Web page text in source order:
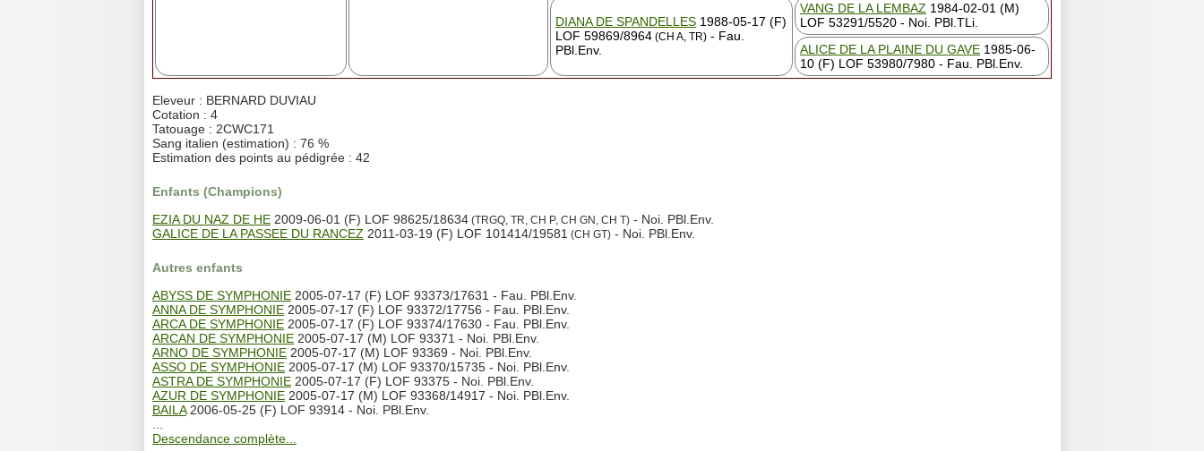
DIANA DE SPANDELLES 1988-05-17 (F)
LOF 59869/8964 (CH A, TR) - Fau.
PBl.Env.
VANG DE LA LEMBAZ 1984-02-01 (M)
LOF 53291/5520 - Noi. PBl.TLi.
ALICE DE LA PLAINE DU GAVE 1985-06-
10 (F) LOF 53980/7980 - Fau. PBl.Env.
Eleveur : BERNARD DUVIAU
Cotation : 4
Tatouage : 2CWC171
Sang italien (estimation) : 76 %
Estimation des points au pédigrée : 42
Enfants (Champions)
EZIA DU NAZ DE HE 2009-06-01 (F) LOF 98625/18634 (TRGQ, TR, CH P, CH GN, CH T) - Noi. PBl.Env.
GALICE DE LA PASSEE DU RANCEZ 2011-03-19 (F) LOF 101414/19581 (CH GT) - Noi. PBl.Env.
Autres enfants
ABYSS DE SYMPHONIE 2005-07-17 (F) LOF 93373/17631 - Fau. PBl.Env.
ANNA DE SYMPHONIE 2005-07-17 (F) LOF 93372/17756 - Fau. PBl.Env.
ARCA DE SYMPHONIE 2005-07-17 (F) LOF 93374/17630 - Fau. PBl.Env.
ARCAN DE SYMPHONIE 2005-07-17 (M) LOF 93371 - Noi. PBl.Env.
ARNO DE SYMPHONIE 2005-07-17 (M) LOF 93369 - Noi. PBl.Env.
ASSO DE SYMPHONIE 2005-07-17 (M) LOF 93370/15735 - Noi. PBl.Env.
ASTRA DE SYMPHONIE 2005-07-17 (F) LOF 93375 - Noi. PBl.Env.
AZUR DE SYMPHONIE 2005-07-17 (M) LOF 93368/14917 - Noi. PBl.Env.
BAILA2006-05-25 (F) LOF 93914 - Noi. PBl.Env.
Descendance complète...